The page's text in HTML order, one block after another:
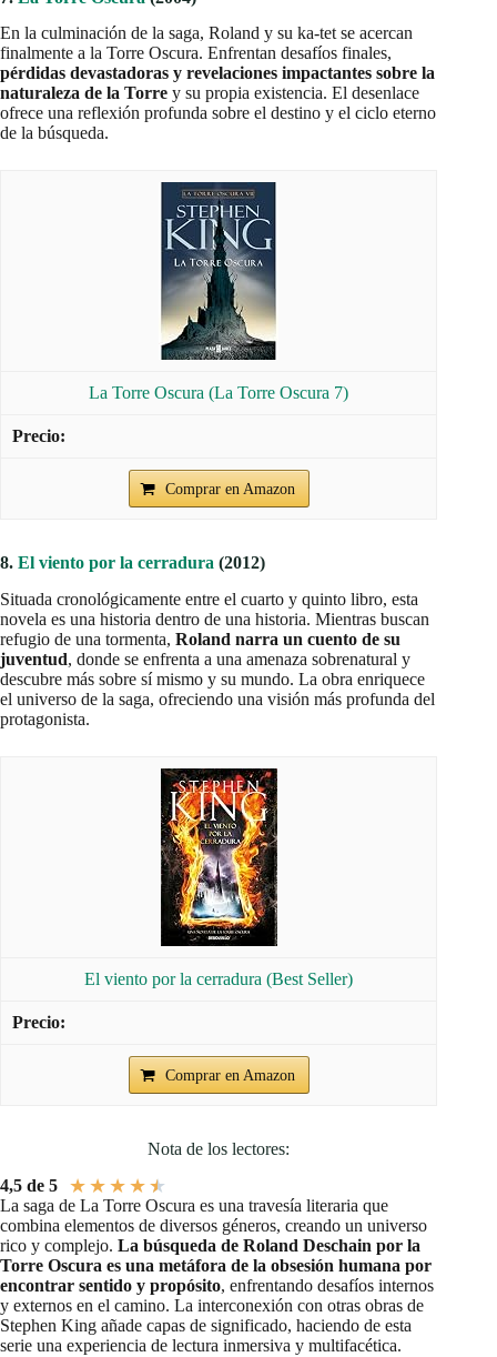
En la culminación de la saga, Roland y su ka-tet se acercan
finalmente a la Torre Oscura. Enfrentan desafíos finales,
pérdidas devastadoras y revelaciones impactantes sobre la
naturaleza de la Torre y su propia existencia. El desenlace
ofrece una reflexión profunda sobre el destino y el ciclo eterno
de la búsqueda.
La Torre Oscura (La Torre Oscura 7)
Comprar en Amazon
8. El viento por la cerradura (2012)
Situada cronológicamente entre el cuarto y quinto libro, esta
novela es una historia dentro de una historia. Mientras buscan
refugio de una tormenta, Roland narra un cuento de su
juventud, donde se enfrenta a una amenaza sobrenatural y
descubre más sobre sí mismo y su mundo. La obra enriquece
el universo de la saga, ofreciendo una visión más profunda del
protagonista.
El viento por la cerradura (Best Seller)
Comprar en Amazon
Nota de los lectores:
4,5 de 5
★ ★ ★ ★ ★
La saga de La Torre Oscura es una travesía literaria que
combina elementos de diversos géneros, creando un universo
rico y complejo. La búsqueda de Roland Deschain por la
Torre Oscura es una metáfora de la obsesión humana por
encontrar sentido y propósito, enfrentando desafíos internos
y externos en el camino. La interconexión con otras obras de
Stephen King añade capas de significado, haciendo de esta
serie una experiencia de lectura inmersiva y multifacética.